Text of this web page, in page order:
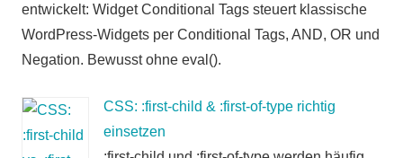
entwickelt: Widget Conditional Tags steuert klassische
WordPress-Widgets per Conditional Tags, AND, OR und
Negation. Bewusst ohne eval().
CSS: :first-child & :first-of-type richtig
einsetzen